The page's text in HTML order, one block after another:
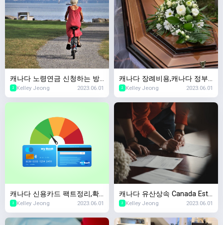
캐나다 노령연금 신청하는 방
법,캐나다 OAS(Old Age Secu
rity) 2023년 스케줄
2 Kelley Jeong 2023.06.01
캐나다 장례비용,캐나다 정부
에서 장례지원을 해주나요? 캐
나다 국민연금 사망보험금
2 Kelley Jeong 2023.06.01
캐나다 신용카드 팩트정리,확
인할때마다 캐나다 신용점수
하락한다?
2 Kelley Jeong 2023.06.01
캐나다 유산상속 Canada Esta
te Planning,왜 준비해야하죠?
2 Kelley Jeong 2023.06.01